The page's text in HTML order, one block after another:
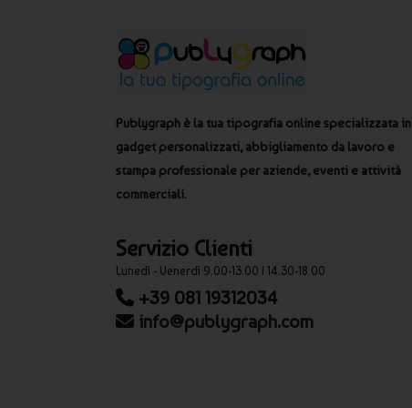
Publygraph è la tua tipografia online specializzata in
gadget personalizzati, abbigliamento da lavoro e
stampa professionale per aziende, eventi e attività
commerciali.
Servizio Clienti
Lunedì - Venerdì 9.00-13.00 | 14.30-18.00
+39 081 19312034
info@publygraph.com